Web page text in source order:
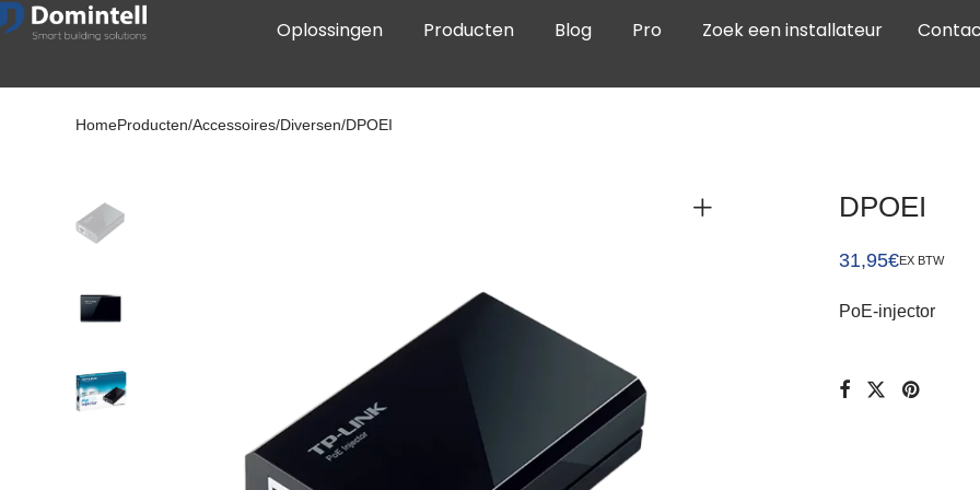
Oplossingen Producten Blog Pro Zoek een installateur
HomeProducten/Accessoires/Diversen/DPOEI
DPOEI
31,95€EX BTW
PoE-injector